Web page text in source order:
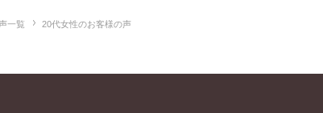
一覧 20代女性のお客様の声